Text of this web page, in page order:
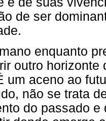
de ser
enquanto
outro horizonte
um aceno ao
não se trata
do passado